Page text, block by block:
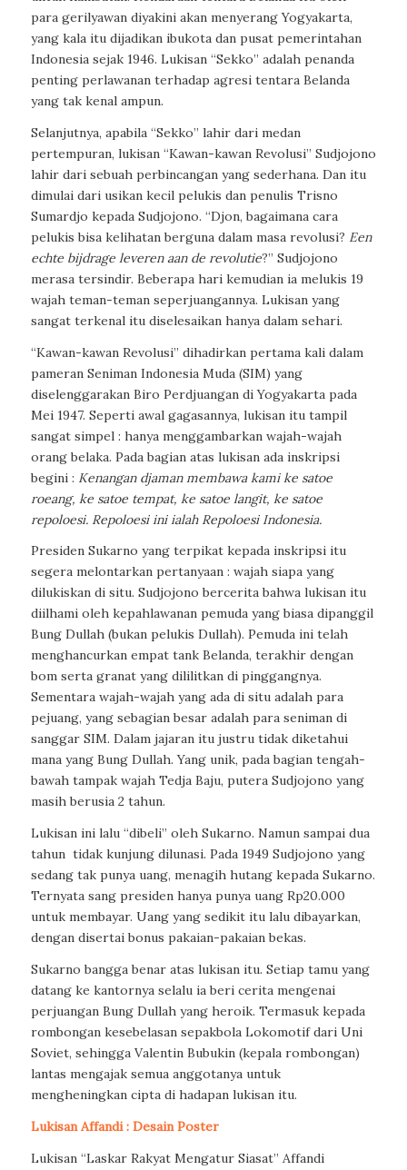
para gerilyawan diyakini akan menyerang Yogyakarta,
yang kala itu dijadikan ibukota dan pusat pemerintahan
Indonesia sejak 1946. Lukisan “Sekko” adalah penanda
penting perlawanan terhadap agresi tentara Belanda
yang tak kenal ampun.
Selanjutnya, apabila “Sekko” lahir dari medan
pertempuran, lukisan “Kawan-kawan Revolusi” Sudjojono
lahir dari sebuah perbincangan yang sederhana. Dan itu
dimulai dari usikan kecil pelukis dan penulis Trisno
Sumardjo kepada Sudjojono. “Djon, bagaimana cara
pelukis bisa kelihatan berguna dalam masa revolusi? Een
echte bijdrage leveren aan de revolutie?” Sudjojono
merasa tersindir. Beberapa hari kemudian ia melukis 19
wajah teman-teman seperjuangannya. Lukisan yang
sangat terkenal itu diselesaikan hanya dalam sehari.
“Kawan-kawan Revolusi” dihadirkan pertama kali dalam
pameran Seniman Indonesia Muda (SIM) yang
diselenggarakan Biro Perdjuangan di Yogyakarta pada
Mei 1947. Seperti awal gagasannya, lukisan itu tampil
sangat simpel : hanya menggambarkan wajah-wajah
orang belaka. Pada bagian atas lukisan ada inskripsi
begini : Kenangan djaman membawa kami ke satoe
roeang, ke satoe tempat, ke satoe langit, ke satoe
repoloesi. Repoloesi ini ialah Repoloesi Indonesia.
Presiden Sukarno yang terpikat kepada inskripsi itu
segera melontarkan pertanyaan : wajah siapa yang
dilukiskan di situ. Sudjojono bercerita bahwa lukisan itu
diilhami oleh kepahlawanan pemuda yang biasa dipanggil
Bung Dullah (bukan pelukis Dullah). Pemuda ini telah
menghancurkan empat tank Belanda, terakhir dengan
bom serta granat yang dililitkan di pinggangnya.
Sementara wajah-wajah yang ada di situ adalah para
pejuang, yang sebagian besar adalah para seniman di
sanggar SIM. Dalam jajaran itu justru tidak diketahui
mana yang Bung Dullah. Yang unik, pada bagian tengah-
bawah tampak wajah Tedja Baju, putera Sudjojono yang
masih berusia 2 tahun.
Lukisan ini lalu “dibeli” oleh Sukarno. Namun sampai dua
tahun tidak kunjung dilunasi. Pada 1949 Sudjojono yang
sedang tak punya uang, menagih hutang kepada Sukarno.
Ternyata sang presiden hanya punya uang Rp20.000
untuk membayar. Uang yang sedikit itu lalu dibayarkan,
dengan disertai bonus pakaian-pakaian bekas.
Sukarno bangga benar atas lukisan itu. Setiap tamu yang
datang ke kantornya selalu ia beri cerita mengenai
perjuangan Bung Dullah yang heroik. Termasuk kepada
rombongan kesebelasan sepakbola Lokomotif dari Uni
Soviet, sehingga Valentin Bubukin (kepala rombongan)
lantas mengajak semua anggotanya untuk
mengheningkan cipta di hadapan lukisan itu.
Lukisan Affandi : Desain Poster
Lukisan “Laskar Rakyat Mengatur Siasat” Affandi